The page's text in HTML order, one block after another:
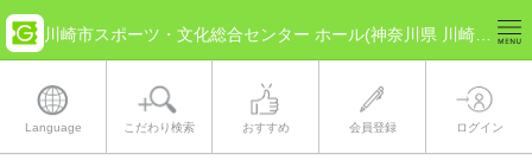
Language こだわり検索 おすすめ 会員登録 ログイン